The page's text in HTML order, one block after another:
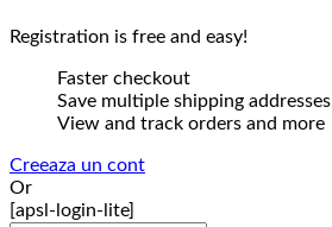
Registration is free and easy!
Faster checkout
Save multiple shipping addresses
View and track orders and more
Creeaza un cont
Or
[apsl-login-lite]